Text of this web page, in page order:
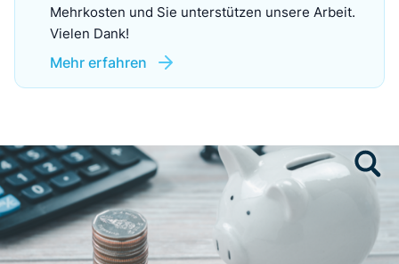
Mehrkosten und Sie unterstützen unsere Arbeit.
Vielen Dank!
Mehr erfahren